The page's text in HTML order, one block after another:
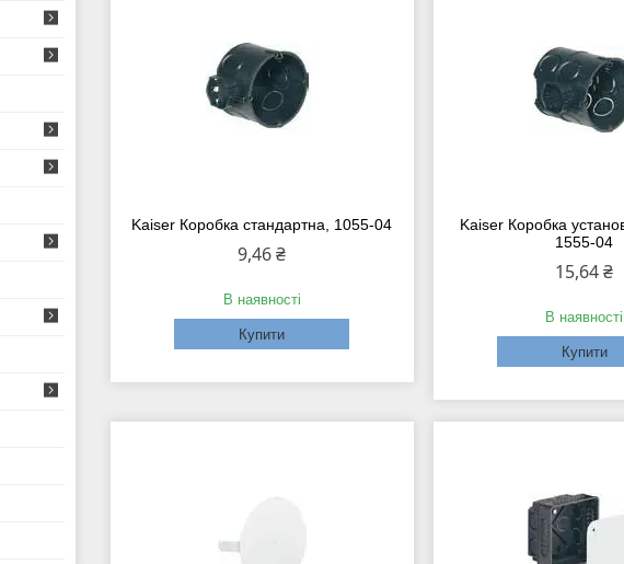
Kaiser Коробка стандартна, 1055-04
9,46 ₴
В наявності
Купити
Kaiser Коробка
1555-04
15,64 ₴
В наявності
Купити